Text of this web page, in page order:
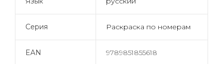
Серия Раскраска по номерам
EAN 9789851855618